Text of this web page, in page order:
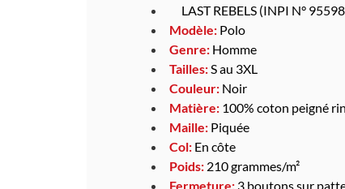
LAST REBELS (INPI N°
Modèle: Polo
Genre: Homme
Tailles:S au 3XL
Couleur: Noir
Matière: 100% coton peigné
Maille: Piquée
Col: En côte
Poids: 210 grammes/m²
Fermeture: 3 boutons sur